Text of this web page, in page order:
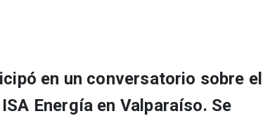
en un conversatorio sobre el
Energía en Valparaíso. Se